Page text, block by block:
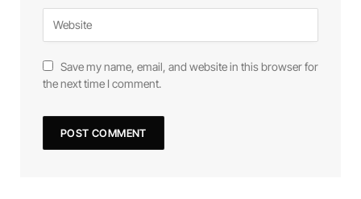
Save my name, email, and website in this browser for
the next time I comment.